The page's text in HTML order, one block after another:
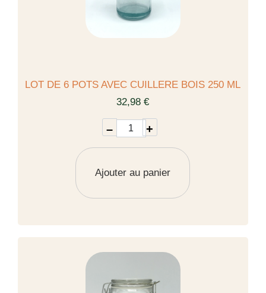
LOT DE 6 POTS AVEC CUILLERE BOIS 250 ML
32,98 €
– +
Ajouter au panier